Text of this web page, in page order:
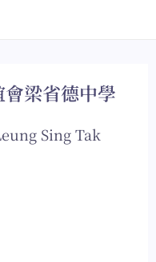
梁省德中學
Sing Tak